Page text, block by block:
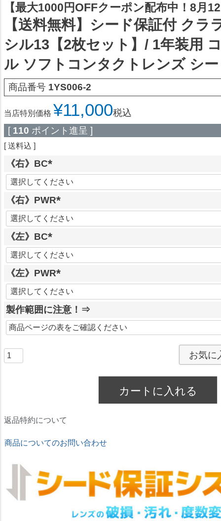
【最大1000円OFFクーポン配布中！8月
【送料無料】シード保証付 クラ
シル13【2枚セット】/ 1年装用
ル ソフトコンタクトレンズ シ
商品番号 1YS006-2
当店特別価格 ¥11,000税込
[ 110 ポイント進呈 ]
送料込
《右》BC
(
必
須
)
《右》PWR
(
必
)
《左》BC
(
必
須
)
《左》PWR
(
必
須
)
製作範囲に注意！⇒
お気に
カートに入れる
返品特約について
商品についてのお問い合わせ